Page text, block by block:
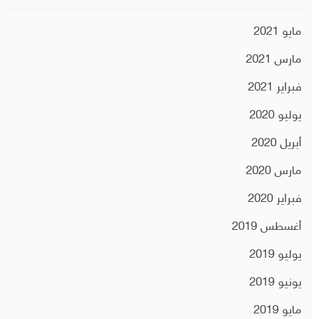
مايو 2021
مارس 2021
فبراير 2021
يوليو 2020
أبريل 2020
مارس 2020
فبراير 2020
أغسطس 2019
يوليو 2019
يونيو 2019
مايو 2019